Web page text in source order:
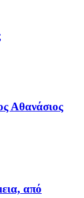
Αθανάσιος
από